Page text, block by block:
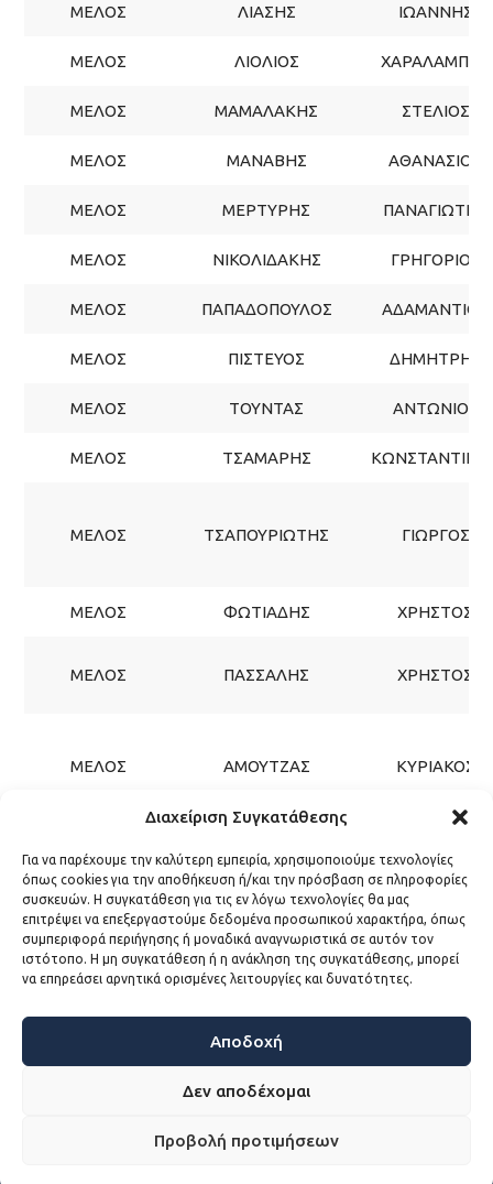
Διαχείριση Συγκατάθεσης
Για να παρέχουμε την καλύτερη εμπειρία, χρησιμοποιούμε τεχνολογίες
όπως cookies για την αποθήκευση ή/και την πρόσβαση σε πληροφορίες
συσκευών. Η συγκατάθεση για τις εν λόγω τεχνολογίες θα μας
επιτρέψει να επεξεργαστούμε δεδομένα προσωπικού χαρακτήρα, όπως
συμπεριφορά περιήγησης ή μοναδικά αναγνωριστικά σε αυτόν τον
ιστότοπο. Η μη συγκατάθεση ή η ανάκληση της συγκατάθεσης, μπορεί
να επηρεάσει αρνητικά ορισμένες λειτουργίες και δυνατότητες.
Αποδοχή
Δεν αποδέχομαι
Προβολή προτιμήσεων
ΜΕΛΟΣ ΛΙΑΣΗΣ ΙΩΑΝΝΗΣ
ΜΕΛΟΣ ΛΙΟΛΙΟΣ ΧΑΡΑΛΑΜΠΟΣ
ΜΕΛΟΣ ΜΑΜΑΛΑΚΗΣ ΣΤΕΛΙΟΣ
ΜΕΛΟΣ ΜΑΝΑΒΗΣ ΑΘΑΝΑΣΙΟΣ
ΜΕΛΟΣ ΜΕΡΤΥΡΗΣ ΠΑΝΑΓΙΩΤΗΣ
ΜΕΛΟΣ ΝΙΚΟΛΙΔΑΚΗΣ ΓΡΗΓΟΡΙΟΣ
ΜΕΛΟΣ ΠΑΠΑΔΟΠΟΥΛΟΣ ΑΔΑΜΑΝΤΙΟΣ
ΜΕΛΟΣ ΠΙΣΤΕΥΟΣ ΔΗΜΗΤΡΗΣ
ΜΕΛΟΣ ΤΟΥΝΤΑΣ ΑΝΤΩΝΙΟΣ
ΜΕΛΟΣ ΤΣΑΜΑΡΗΣ
ΜΕΛΟΣ ΤΣΑΠΟΥΡΙΩΤΗΣ ΓΙΩΡΓΟΣ
ΜΕΛΟΣ ΦΩΤΙΑΔΗΣ ΧΡΗΣΤΟΣ
ΜΕΛΟΣ ΠΑΣΣΑΛΗΣ ΧΡΗΣΤΟΣ
ΜΕΛΟΣ ΑΜΟΥΤΖΑΣ ΚΥΡΙΑΚΟΣ
ΜΕΙΝΕΤΕ
ΕΝΗΜΕΡΩΜΕΝΟΙ
Εγγραφείτε και Ακολουθείστε